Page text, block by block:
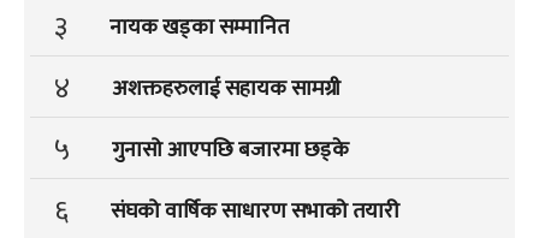
३ नायक खड्का सम्मानित
४ अशक्तहरुलाई सहायक सामग्री
५ गुनासो आएपछि बजारमा छड्के
६ संघको वार्षिक साधारण सभाको तयारी